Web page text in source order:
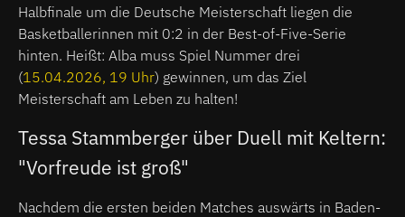
Halbfinale um die Deutsche Meisterschaft liegen die
Basketballerinnen mit 0:2 in der Best-of-Five-Serie
hinten. Heißt: Alba muss Spiel Nummer drei
(15.04.2026, 19 Uhr) gewinnen, um das Ziel
Meisterschaft am Leben zu halten!
Tessa Stammberger über Duell mit Keltern:
"Vorfreude ist groß"
Nachdem die ersten beiden Matches auswärts in Baden-